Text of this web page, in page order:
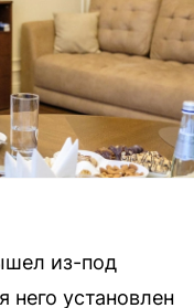
из-под
него установлен